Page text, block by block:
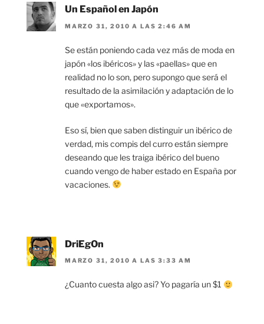
Un Español en Japón
MARZO 31, 2010 A LAS 2:46 AM
Se están poniendo cada vez más de moda en
japón «los ibéricos» y las «paellas» que en
realidad no lo son, pero supongo que será el
resultado de la asimilación y adaptación de lo
que «exportamos».
Eso sí, bien que saben distinguir un ibérico de
verdad, mis compis del curro están siempre
deseando que les traiga ibérico del bueno
cuando vengo de haber estado en España por
vacaciones.
DriEgOn
MARZO 31, 2010 A LAS 3:33 AM
¿Cuanto cuesta algo asi? Yo pagaría un $1